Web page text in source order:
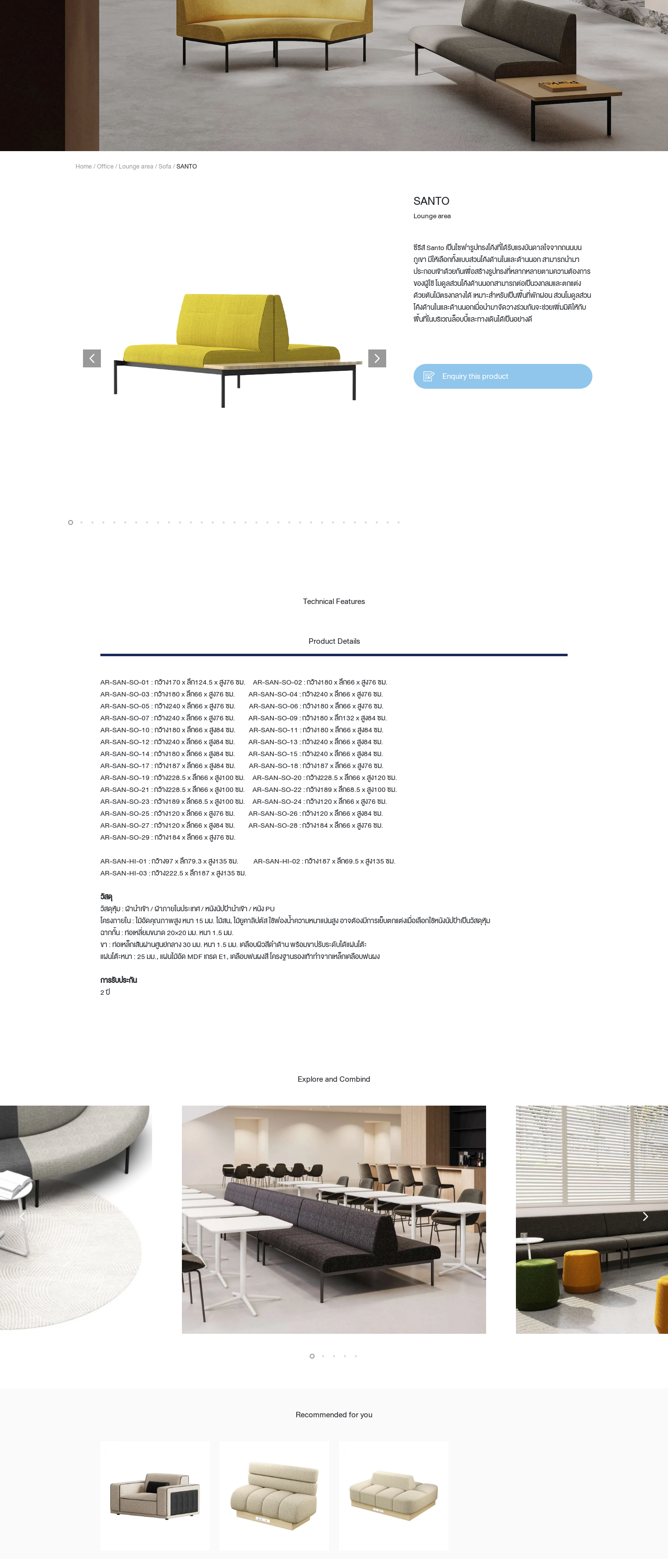
Wardrobe
Partition & Sliding Door
Steelcase
Home/Office/Lounge area/Sofa/SANTO
SANTO
Lounge area
ซีรีส์ Santo เป็นโซฟารูปทรงโค้งที่ได้รับแรงบันดาลใจจากถนนบน
ภูเขา มีให้เลือกทั้งแบบส่วนโค้งด้านในและด้านนอก สามารถนำมา
ประกอบเข้าด้วยกันเพื่อสร้างรูปทรงที่หลากหลายตามความต้องการ
ของผู้ใช้ โมดูลส่วนโค้งด้านนอกสามารถต่อเป็นวงกลมและตกแต่ง
ด้วยต้นไม้ตรงกลางได้ เหมาะสำหรับเป็นพื้นที่พักผ่อน ส่วนโมดูลส่วน
โค้งด้านในและด้านนอกเมื่อนำมาจัดวางร่วมกันจะช่วยเพิ่มมิติให้กับ
พื้นที่ในบริเวณล็อบบี้และทางเดินได้เป็นอย่างดี
Enquiry this product
Technical Features
Product Details
AR-SAN-SO-01 : กว้าง170 x ลึก124.5 x สูง76 ซม. AR-SAN-SO-02 : กว้าง180 x ลึก66 x สูง76 ซม.
AR-SAN-SO-03 : กว้าง180 x ลึก66 x สูง76 ซม. AR-SAN-SO-04 : กว้าง240 x ลึก66 x สูง76 ซม.
AR-SAN-SO-05 : กว้าง240 x ลึก66 x สูง76 ซม. AR-SAN-SO-06 : กว้าง180 x ลึก66 x สูง76 ซม.
AR-SAN-SO-07 : กว้าง240 x ลึก66 x สูง76 ซม. AR-SAN-SO-09 : กว้าง180 x ลึก132 x สูง84 ซม.
AR-SAN-SO-10 : กว้าง180 x ลึก66 x สูง84 ซม. AR-SAN-SO-11 : กว้าง180 x ลึก66 x สูง84 ซม.
AR-SAN-SO-12 : กว้าง240 x ลึก66 x สูง84 ซม. AR-SAN-SO-13 : กว้าง240 x ลึก66 x สูง84 ซม.
AR-SAN-SO-14 : กว้าง180 x ลึก66 x สูง84 ซม. AR-SAN-SO-15 : กว้าง240 x ลึก66 x สูง84 ซม.
AR-SAN-SO-17 : กว้าง187 x ลึก66 x สูง84 ซม. AR-SAN-SO-18 : กว้าง187 x ลึก66 x สูง76 ซม.
AR-SAN-SO-19 : กว้าง228.5 x ลึก66 x สูง100 ซม. AR-SAN-SO-20 : กว้าง228.5 x ลึก66 x สูง120 ซม.
AR-SAN-SO-21 : กว้าง228.5 x ลึก66 x สูง100 ซม. AR-SAN-SO-22 : กว้าง189 x ลึก68.5 x สูง100 ซม.
AR-SAN-SO-23 : กว้าง189 x ลึก68.5 x สูง100 ซม. AR-SAN-SO-24 : กว้าง120 x ลึก66 x สูง76 ซม.
AR-SAN-SO-25 : กว้าง120 x ลึก66 x สูง76 ซม. AR-SAN-SO-26 : กว้าง120 x ลึก66 x สูง84 ซม.
AR-SAN-SO-27 : กว้าง120 x ลึก66 x สูง84 ซม. AR-SAN-SO-28 : กว้าง184 x ลึก66 x สูง76 ซม.
AR-SAN-SO-29 : กว้าง184 x ลึก66 x สูง76 ซม.
AR-SAN-HI-01 : กว้าง97 x ลึก79.3 x สูง135 ซม. AR-SAN-HI-02 : กว้าง187 x ลึก69.5 x สูง135 ซม.
AR-SAN-HI-03 : กว้าง222.5 x ลึก187 x สูง135 ซม.
วัสดุ
วัสดุหุ้ม : ผ้านำเข้า / ผ้าภายในประเทศ / หนังนัปป้านำเข้า / หนัง PU
โครงภายใน : ไม้อัดคุณภาพสูง หนา 15 มม. ไม้สน, ไม้ยูคาลิปตัส ใช้ฟองน้ำความหนาแน่นสูง อาจต้องมีการเย็บตกแต่งเมื่อเลือกใช้หนังนัปป้าเป็นวัสดุหุ้ม
ฉากกั้น : ท่อเหลี่ยมขนาด 20×20 มม. หนา 1.5 มม.
ขา : ท่อเหล็กเส้นผ่านศูนย์กลาง 30 มม. หนา 1.5 มม. เคลือบผิวสีดำด้าน พร้อมขาปรับระดับได้แผ่นโต๊ะ
แผ่นโต๊ะหนา : 25 มม., แผ่นไม้อัด MDF เกรด E1, เคลือบพ่นผงสี โครงฐานรองเท้าทำจากเหล็กเคลือบพ่นผง
การรับประกัน
2 ปี
Explore and Combind
Recommended for you